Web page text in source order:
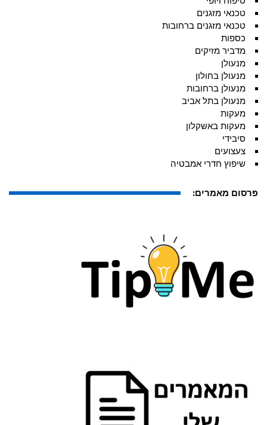
טכנאי מזגנים
טכנאי מזגנים ברחובות
כספות
מדביר מזיקים
מנעולן
מנעולן בחולון
מנעולן ברחובות
מנעולן בתל אביב
מעקות
מעקות באשקלון
סיבידי
צעצועים
שיפוץ חדרי אמבטיה
פרסום מאמרים: